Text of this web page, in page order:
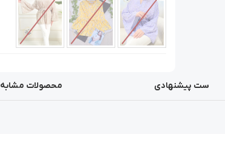
ست پیشنهادی محصولات مشابه